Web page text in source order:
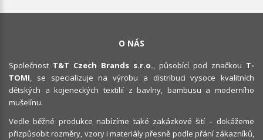
O NÁS
Společnost T&T Czech Brands s.r.o., působící pod značkou T-
TOMI, se specializuje na výrobu a distribuci vysoce kvalitních
dětských a kojeneckých textilií z bavlny, bambusu a moderního
mušelínu.
Vedle běžné produkce nabízíme také zakázkové šití – dokážeme
přizpůsobit rozměry, vzory i materiály přesně podle přání zákazníků,